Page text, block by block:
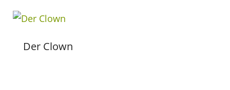
Der Clown